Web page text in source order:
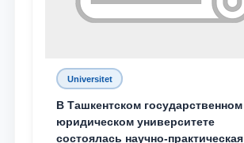
Universitet
В Ташкентском государственном
юридическом университете
состоялась научно-практическая